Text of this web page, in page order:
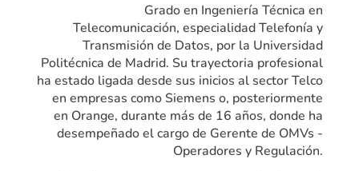
Grado en Ingeniería Técnica en
Telecomunicación, especialidad Telefonía y
Transmisión de Datos, por la Universidad
Politécnica de Madrid. Su trayectoria profesional
ha estado ligada desde sus inicios al sector Telco
en empresas como Siemens o, posteriormente
en Orange, durante más de 16 años, donde ha
desempeñado el cargo de Gerente de OMVs -
Operadores y Regulación.